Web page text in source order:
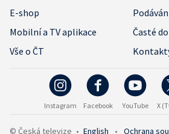
E-shop
Mobilní a TV aplikace
Časté
Vše o ČT
Instagram Facebook YouTube X
© Česká televize • English • Ochrana